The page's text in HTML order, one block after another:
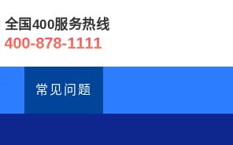
全国400服务热线
400-878-1111
常见问题